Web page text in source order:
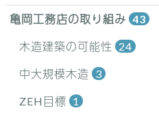
亀岡工務店の取り組み 43
木造建築の可能性 24
中大規模木造 3
ZEH目標 1